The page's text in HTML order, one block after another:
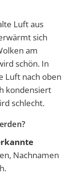
Luft aus
sich
am
schön. In
Luft nach oben
kondensiert
schlecht.
Nachnamen